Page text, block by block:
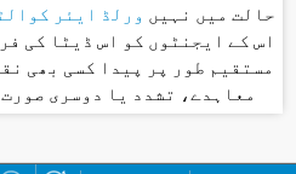
حالت میں نہیں ورلڈ ایئر
اس کے ایجنٹوں کو اس ڈیٹا کی
مستقیم طور پر پیدا کسی بھی
معاہدے، تشدد یا دوسری